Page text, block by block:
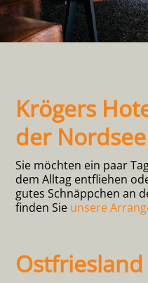
Krögers
der Nordsee
Sie möchten ein paar
dem Alltag entfliehen
gutes Schnäppchen an
finden Sie unsere